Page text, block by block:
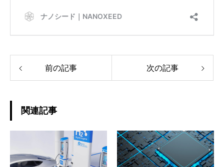
前の記事 次の記事
関連記事